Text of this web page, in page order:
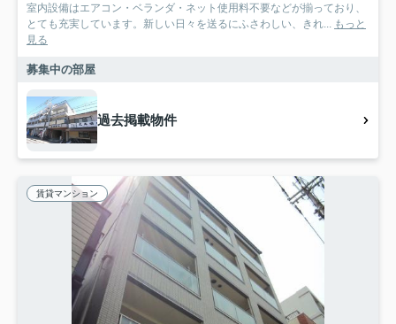
室内設備はエアコン・ベランダ・ネット使用料不要などが揃っており、
とても充実しています。新しい日々を送るにふさわしい、きれ...
もっと
見る
募集中の部屋
過去掲載物件
賃貸マンション